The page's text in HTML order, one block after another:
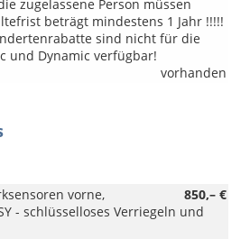
zugelassene Person müssen
beträgt mindestens 1 Jahr !!!!!
sind nicht für die
und Dynamic verfügbar!
vorhanden
850,– €
vorne,
- schlüsselloses Verriegeln und